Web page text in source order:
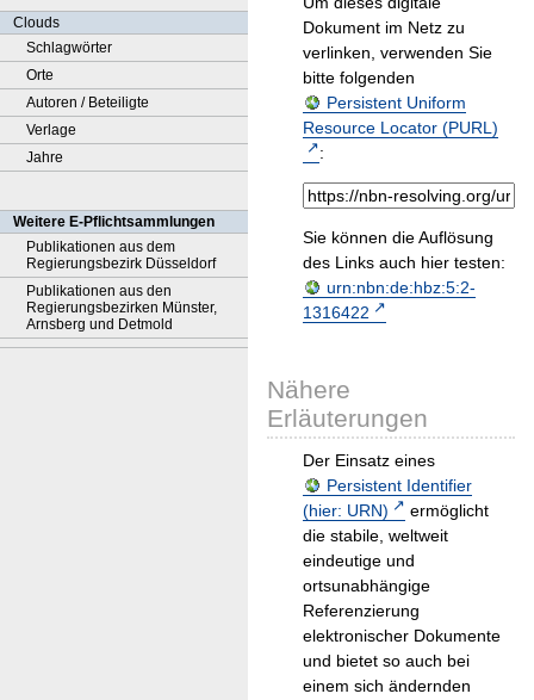
Clouds
Schlagwörter
Orte
Autoren / Beteiligte
Verlage
Jahre
Weitere E-Pflichtsammlungen
Publikationen aus dem
Regierungsbezirk Düsseldorf
Publikationen aus den
Regierungsbezirken Münster,
Arnsberg und Detmold
Dokument im Netz zu
verlinken, verwenden Sie
bitte folgenden
Persistent Uniform
Resource Locator (PURL)
:
Sie können die Auflösung
des Links auch hier testen:
urn:nbn:de:hbz:5:2-
1316422
Nähere
Erläuterungen
Der Einsatz eines
Persistent Identifier
(hier: URN)
ermöglicht
die stabile, weltweit
eindeutige und
ortsunabhängige
Referenzierung
elektronischer Dokumente
und bietet so auch bei
einem sich ändernden